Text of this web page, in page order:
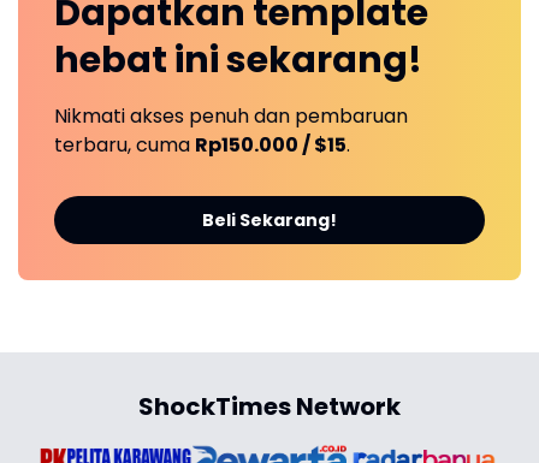
Dapatkan template
hebat inisekarang!
Nikmati akses penuh dan pembaruan
terbaru, cuma Rp150.000 / $15.
Beli Sekarang!
ShockTimes Network